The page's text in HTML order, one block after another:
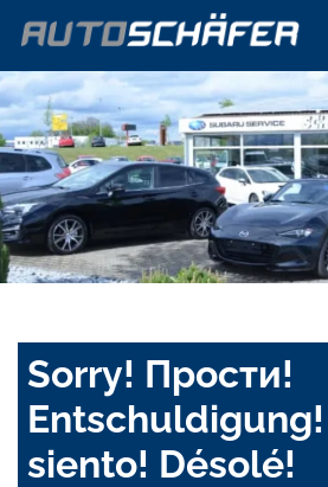
Sorry! Прости!
siento! Désolé!